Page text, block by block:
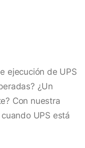
ejecución de UPS
¿Un
Con nuestra
UPS está